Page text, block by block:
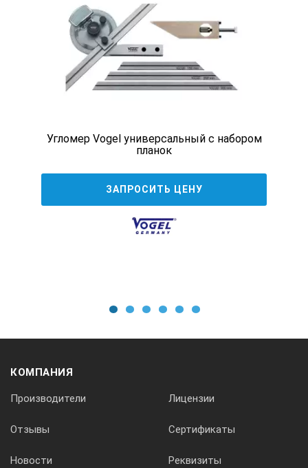
нормальная
30x5
нормальная
Угломер Vogel универсальный с набором
планок
ЗАПРОСИТЬ ЦЕНУ
КОМПАНИЯ
Производители Лицензии
Отзывы Сертификаты
Новости Реквизиты